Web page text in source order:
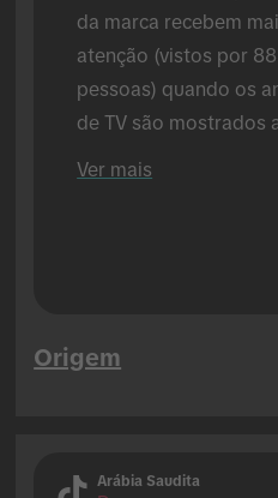
da marca recebem
atenção (vistos por
pessoas) quando os
de TV são mostrados
Ver mais
Origem
Arábia Saudita